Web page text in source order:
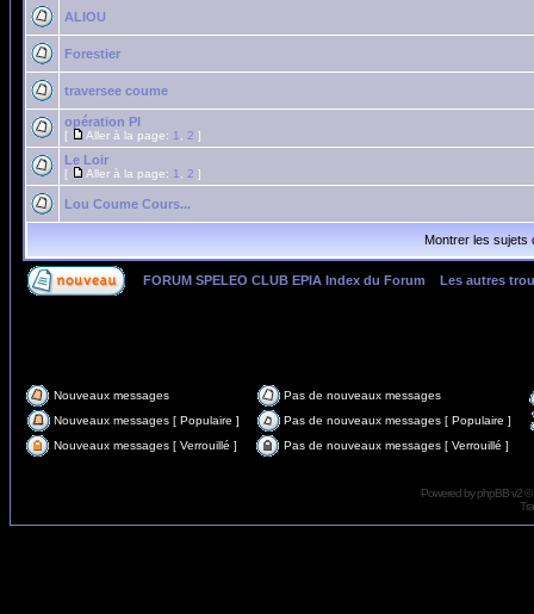
ALIOU
Forestier
traversee coume
opération PI
[ Aller à la page: 1 2 ]
Le Loir
[ Aller à la page: 1 2 ]
Lou Coume Cours...
Montrer les sujets
FORUM SPELEO CLUB EPIA Index du Forum Les autres
Nouveaux messages
Pas de nouveaux messages
Nouveaux messages [ Populaire ]
Pas de nouveaux messages [ Populaire ]
Nouveaux messages [ Verrouillé ]
Pas de nouveaux messages [ Verrouillé ]
Powered byphpBBv2 ©